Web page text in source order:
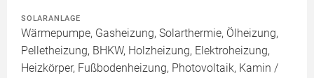
SOLARANLAGE
Wärmepumpe, Gasheizung, Solarthermie, Ölheizung,
Pelletheizung, BHKW, Holzheizung, Elektroheizung,
Heizkörper, Fußbodenheizung, Photovoltaik, Kamin /